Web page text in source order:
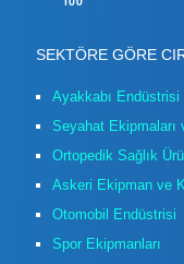
SEKTÖRE GÖRE
Ayakkabı Endüstrisi
Seyahat Ekipmaları
Ortopedik Sağlık
Askeri Ekipman ve
Otomobil Endüstrisi
Spor Ekipmanları